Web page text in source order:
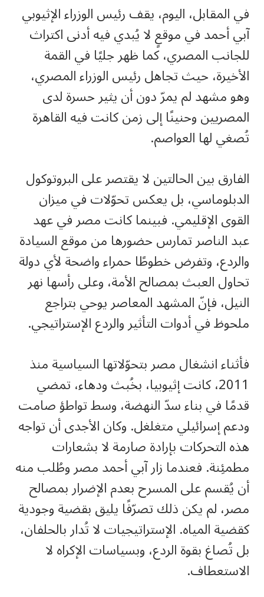
في المقابل، اليوم، يقف رئيس الوزراء الإثيوبي
آبي أحمد في موقعٍ لا يُبدي فيه أدنى اكتراث
للجانب المصري، كما ظهر جليًا في القمة
الأخيرة، حيث تجاهل رئيس الوزراء المصري،
وهو مشهد لم يمرّ دون أن يثير حسرة لدى
المصريين وحنينًا إلى زمن كانت فيه القاهرة
تُصغي لها العواصم.
الفارق بين الحالتين لا يقتصر على البروتوكول
الدبلوماسي، بل يعكس تحوّلات في ميزان
القوى الإقليمي. فبينما كانت مصر في عهد
عبد الناصر تمارس حضورها من موقع السيادة
والردع، وتفرض خطوطًا حمراء واضحة لأي دولة
تحاول العبث بمصالح الأمة، وعلى رأسها نهر
النيل، فإنّ المشهد المعاصر يوحي بتراجع
ملحوظ في أدوات التأثير والردع الإستراتيجي.
فأثناء انشغال مصر بتحوّلاتها السياسية منذ
2011، كانت إثيوبيا، بخُبث ودهاء، تمضي
قدمًا في بناء سدّ النهضة، وسط تواطؤ صامت
ودعم إسرائيلي متغلغل. وكان الأجدى أن تواجه
هذه التحركات بإرادة صارمة لا بشعارات
مطمئِنة. فعندما زار آبي أحمد مصر وطُلب منه
أن يُقسم على المسرح بعدم الإضرار بمصالح
مصر، لم يكن ذلك تصرّفًا يليق بقضية وجودية
كقضية المياه. الإستراتيجيات لا تُدار بالحلفان،
بل تُصاغ بقوة الردع، وبسياسات الإكراه لا
الاستعطاف.